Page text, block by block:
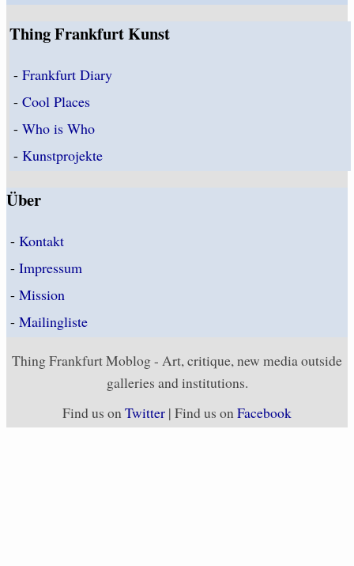
Thing Frankfurt Kunst
-Frankfurt Diary
-Cool Places
-Who is Who
-Kunstprojekte
Über
- Kontakt
- Impressum
- Mission
- Mailingliste
Thing Frankfurt Moblog - Art, critique, new media outside
galleries and institutions.
Find us onTwitter | Find us onFacebook